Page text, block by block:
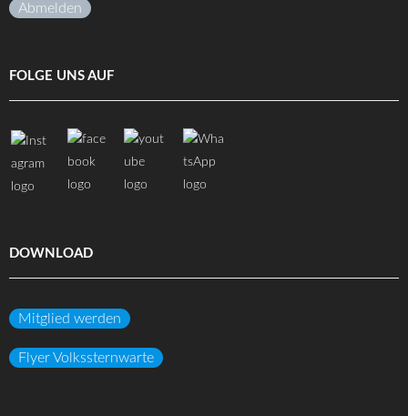
Abmelden
FOLGE UNS AUF
DOWNLOAD
Mitglied werden
Flyer Volkssternwarte